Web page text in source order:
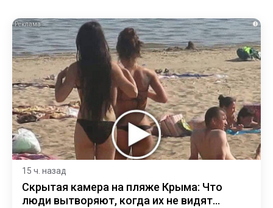
i
15 ч. назад
Скрытая камера на пляже Крыма: Что
люди вытворяют, когда их не видят...